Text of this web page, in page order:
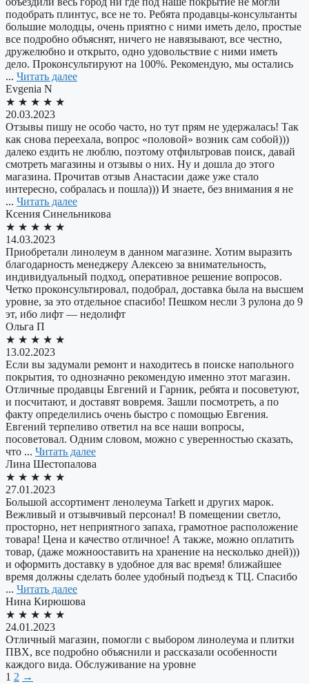
подобрать плинтус, все не то. Ребята продавцы-консультанты
большие молодцы, очень приятно с ними иметь дело, простые
все подробно объяснят, ничего не навязывают, все честно,
дружелюбно и открыто, одно удовольствие с ними иметь
дело. Проконсультируют на 100%. Рекомендую, мы остались
... Читать далее
​Evgenia N
★ ★ ★ ★ ★
20.03.2023
Отзывы пишу не особо часто, но тут прям не удержалась! Так
как снова переехала, вопрос «половой» возник сам собой)))
далеко ездить не люблю, поэтому отфильтровав поиск, давай
смотреть магазины и отзывы о них. Ну и дошла до этого
магазина. Прочитав отзыв Анастасии даже уже стало
интересно, собралась и пошла))) И знаете, без внимания я не
... Читать далее
Ксения Синельникова
★ ★ ★ ★ ★
14.03.2023
Приобретали линолеум в данном магазине. Хотим выразить
благодарность менеджеру Алексею за внимательность,
индивидуальный подход, оперативное решение вопросов.
Четко проконсультировал, подобрал, доставка была на высшем
уровне, за это отдельное спасибо! Пешком несли 3 рулона до 9
эт, ибо лифт — недолифт
Ольга П
★ ★ ★ ★ ★
13.02.2023
Если вы задумали ремонт и находитесь в поиске напольного
покрытия, то однозначно рекомендую именно этот магазин.
Отличные продавцы Евгений и Гарник, ребята и посоветуют,
и посчитают, и доставят вовремя. Зашли посмотреть, а по
факту определились очень быстро с помощью Евгения.
Евгений терпеливо ответил на все наши вопросы,
посоветовал. Одним словом, можно с уверенностью сказать,
что ... Читать далее
​Лина Шестопалова
★ ★ ★ ★ ★
27.01.2023
Большой ассортимент ленолеума Tarkett и других марок.
Вежливый и отзывчивый персонал! В помещении светло,
просторно, нет неприятного запаха, грамотное расположение
товара! Цена и качество отличное! А также, можно оплатить
товар, (даже можнооставить на хранение на несколько дней)))
и оформить доставку в удобное для вас время! ближайшее
время должны сделать более удобный подъезд к ТЦ. Спасибо
... Читать далее
Нина Кирюшова
★ ★ ★ ★ ★
24.01.2023
Отличный магазин, помогли с выбором линолеума и плитки
ПВХ, все подробно объяснили и рассказали особенности
каждого вида. Обслуживание на уровне
1 2 →